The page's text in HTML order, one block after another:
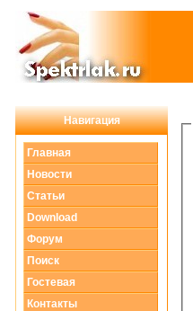
Навигация
Главная
Новости
Статьи
Download
Форум
Поиск
Гостевая
Контакты